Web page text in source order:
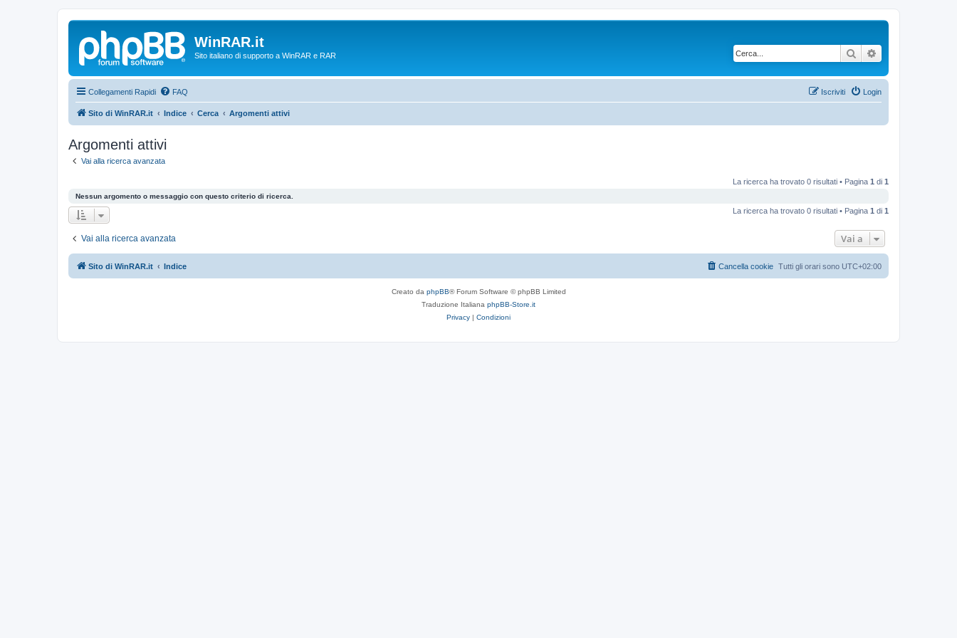
WinRAR.it
Sito italiano di supporto a WinRAR e RAR Cerca
Collegamenti Rapidi FAQ Login
Iscriviti
Sito di WinRAR.it Indice Cerca Argomenti attivi
Argomenti attivi
Vai alla ricerca avanzata
La ricerca ha trovato 0 risultati • Pagina 1 di 1
Nessun argomento o messaggio con questo criterio di ricerca.
La ricerca ha trovato 0 risultati • Pagina 1 di 1
Vai alla ricerca avanzata Vai a
Sito di WinRAR.it Indice Tutti gli orari sono UTC+02:00
Cancella cookie
Creato da phpBB® Forum Software © phpBB Limited
Traduzione Italiana phpBB-Store.it
Privacy | Condizioni